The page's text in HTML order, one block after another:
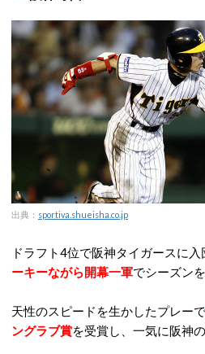
出典： sportiva.shueisha.co.jp
ドラフト4位で阪神タイガースに入
ーキーながら開幕一軍でシーズン
天性のスピードを生かしたプレーで
ングラブ賞を受賞し、一気に阪神